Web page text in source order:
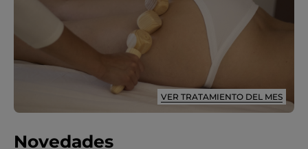
VER TRATAMIENTO DEL MES
Novedades